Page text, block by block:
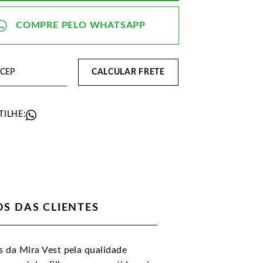
CALCULAR FRETE
DAS CLIENTES
da Mira Vest pela qualidade